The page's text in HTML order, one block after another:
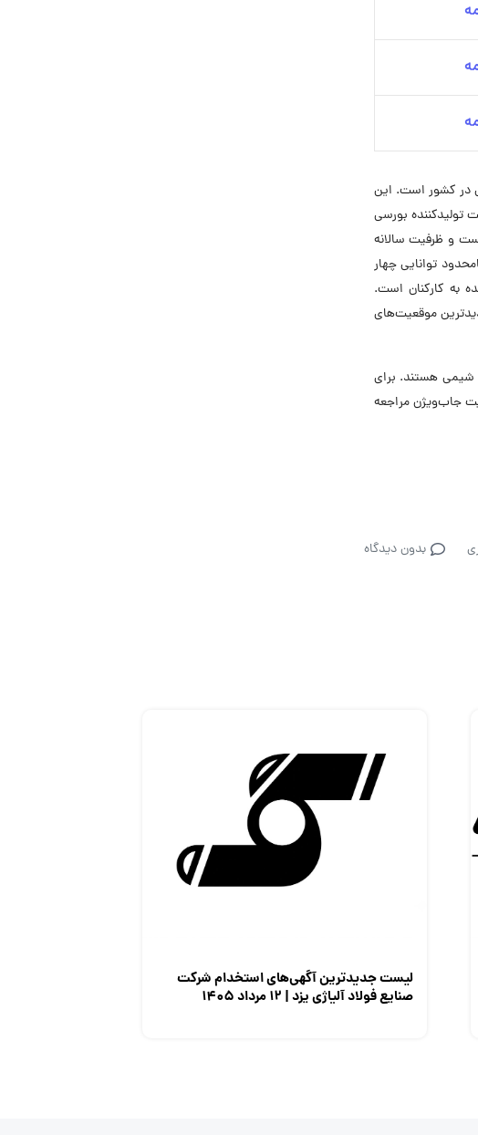
در کشور است. این
یک شرکت تولیدکننده بورسی
و ظرفیت سالانه
نامحدود توانایی چهار
به کارکنان است.
موقعیت‌های
هستند. برای
جاب‌ویژن مراجعه
بدون دیدگاه
لیست جدیدترین آگهی‌های استخدام شرکت
صنایع فولاد آلیاژی یزد | ۱۲ مرداد ۱۴۰۵